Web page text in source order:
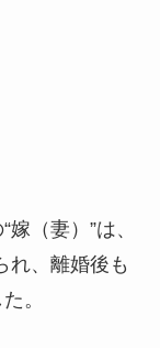
（妻）”は、
れ、離婚後も
。